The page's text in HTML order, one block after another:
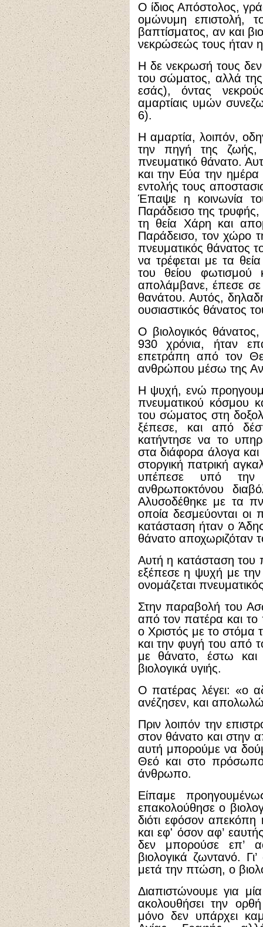
Ο ίδιος Απόστολος,
ομώνυμη επιστολή,
βαπτίσματος, αν και
νεκρώσεώς τους ήταν
Η δε νεκρωσή τους
του σώματος, αλλά
εσάς), όντας
αμαρτίαις υμών
6).
Η αμαρτία, λοιπόν,
την πηγή της ζωής,
πνευματικό θάνατο.
και την Εύα την
εντολής τους
Έπαψε η κοινωνία
Παράδεισο της
τη θεία Χάρη και
Παράδεισο, τον χώρο
πνευματικός
να τρέφεται με τα
του θείου φωτισμού
απολάμβανε, έπεσε σε
θανάτου. Αυτός,
ουσιαστικός θάνατος
Ο βιολογικός
930 χρόνια, ήταν
επετράπη από τον
ανθρώπου μέσω της
Η ψυχή, ενώ
πνευματικού κόσμου
του σώματος στη
ξέπεσε, και από
κατήντησε να το
στα διάφορα άλογα
στοργική πατρική
υπέπεσε υπό την
ανθρωποκτόνου
Αλυσοδέθηκε με τα
οποία δεσμεύονται οι
κατάσταση ήταν ο Άδης
θάνατο αποχωριζόταν
Αυτή η κατάσταση του
εξέπεσε η ψυχή με
ονομάζεται
Στην παραβολή του
από τον πατέρα και το
ο Χριστός με το στόμα
και την φυγή του από το
με θάνατο, έστω και
βιολογικά υγιής.
Ο πατέρας λέγει: «ο
ανέζησεν, και
Πριν λοιπόν την
στον θάνατο και στην
αυτή μπορούμε να
Θεό και στο
άνθρωπο.
Είπαμε
επακολούθησε ο
διότι εφόσον
και εφ' όσον αφ’
δεν μπορούσε επ’
βιολογικά ζωντανό.
μετά την πτώση, ο
Διαπιστώνουμε για
ακολουθήσει την
μόνο δεν υπάρχει